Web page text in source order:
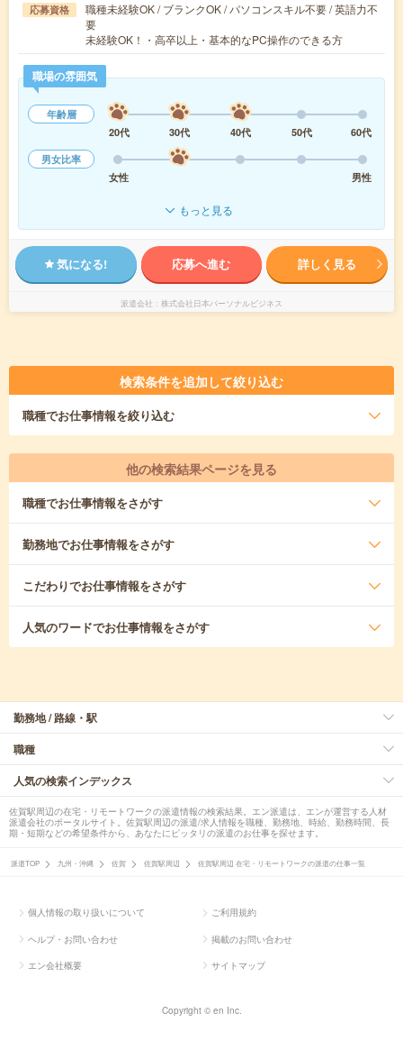
応募資格
職種未経験OK / ブランクOK / パソコンスキル不要 / 英語力不
要
未経験OK！・高卒以上・基本的なPC操作のできる方
職場の雰囲気
年齢層
20代
30代 40代 50代
60代
男女比率
女性
男性
もっと見る
気になる! 応募へ進む 詳しく見る
派遣会社 株式会社日本パーソナルビジネス
検索条件を追加して絞り込む
職種でお仕事情報を絞り込む
他の検索結果ページを見る
職種でお仕事情報をさがす
勤務地でお仕事情報をさがす
こだわりでお仕事情報をさがす
人気のワードでお仕事情報をさがす
勤務地 / 路線・駅
職種
人気の検索インデックス
佐賀駅周辺の在宅・リモートワークの派遣情報の検索結果。エン派遣は、エンが運営する人材
派遣会社のポータルサイト。佐賀駅周辺の派遣/求人情報を職種、勤務地、時給、勤務時間、長
期・短期などの希望条件から、あなたにピッタリの派遣のお仕事を探せます。
派遣TOP 九州・沖縄 佐賀 佐賀駅周辺 佐賀駅周辺 在宅・リモートワークの派遣の仕事一覧
個人情報の取り扱いについて ご利用規約
ヘルプ・お問い合わせ 掲載のお問い合わせ
エン会社概要 サイトマップ
Copyright © en Inc.